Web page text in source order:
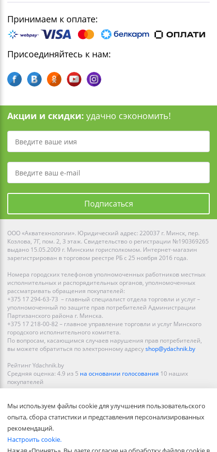
Принимаем к оплате:
Присоединяйтесь к нам:
Акции и скидки: удачно сэкономить!
Подписаться
ООО «Акватехнологии». Юридический адрес: 220037 г. Минск, пер.
Козлова, 7Г, пом. 2, 3 этаж. Свидетельство о регистрации №190369265
выдано 15.05.2009 г. Минским горисполкомом. Интернет-магазин
зарегистрирован в торговом реестре РБ с 25 ноября 2016 года.
Номера городских телефонов уполномоченных работников местных
исполнительных и распорядительных органов, уполномоченных
рассматривать обращения покупателей:
+375 17 294-63-73 – главный специалист отдела торговли и услуг –
уполномоченный по защите прав потребителей Администрации
Партизанского района г. Минска.
+375 17 218-00-82 – главное управление торговли и услуг Минского
городского исполнительного комитета.
По вопросам, касающимся случаев нарушения прав потребителей,
вы можете обратиться по электронному адресуshop@ydachnik.by
Рейтинг Ydachnik.by
Средняя оценка: 4.9 из 5 на основании голосования 10 наших
покупателей
Гродно, Могилеве, Бобруйске, Барановичах, Молодечно,
Новополоцке, Пинске, Солигорске. При заказе в интернет-магазине
доставка осуществляется по всей Беларуси.
Мы используем файлы cookie для улучшения пользовательского
опыта, сбора статистики и представления персонализированных
рекомендаций.
Настроить cookie.